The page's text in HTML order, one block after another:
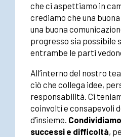
che ci aspettiamo in
crediamo che una
una buona
progresso sia possibile
entrambe le parti
All’interno del nostro
ciò che collega idee,
responsabilità. Ci
coinvolti e consapevoli
d’insieme.
successi e difficoltà,